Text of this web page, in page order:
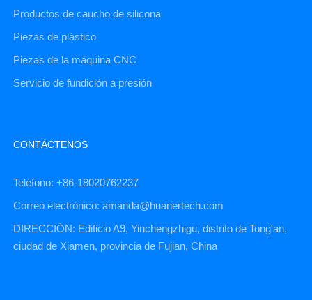
Productos de caucho de silicona
Piezas de plástico
Piezas de la máquina CNC
Servicio de fundición a presión
CONTÁCTENOS
Teléfono: +86-18020762237
Correo electrónico: amanda@huanertech.com
DIRECCIÓN: Edificio A9, Yinchengzhigu, distrito de Tong'an,
ciudad de Xiamen, provincia de Fujian, China